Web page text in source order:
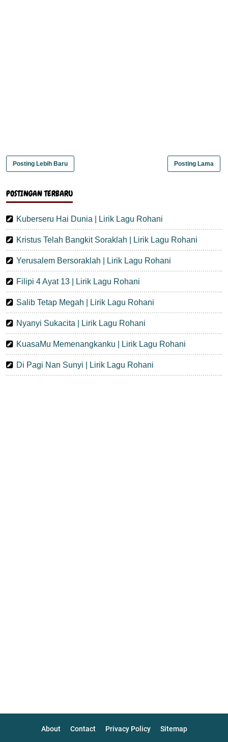
Posting Lebih Baru Posting Lama
POSTINGAN TERBARU
Kuberseru Hai Dunia | Lirik Lagu Rohani
Kristus Telah Bangkit Soraklah | Lirik Lagu Rohani
Yerusalem Bersoraklah | Lirik Lagu Rohani
Filipi 4 Ayat 13 | Lirik Lagu Rohani
Salib Tetap Megah | Lirik Lagu Rohani
Nyanyi Sukacita | Lirik Lagu Rohani
KuasaMu Memenangkanku | Lirik Lagu Rohani
Di Pagi Nan Sunyi | Lirik Lagu Rohani
About Contact Privacy Policy Sitemap